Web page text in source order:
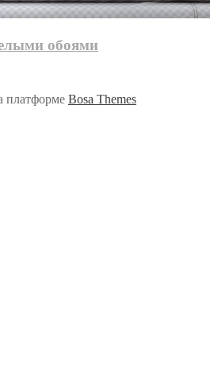
обоями
платформе Bosa Themes